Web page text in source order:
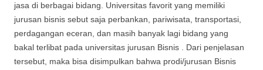
jasa di berbagai bidang. Universitas favorit yang memiliki
jurusan bisnis sebut saja perbankan, pariwisata, transportasi,
perdagangan eceran, dan masih banyak lagi bidang yang
bakal terlibat pada universitas jurusan Bisnis . Dari penjelasan
tersebut, maka bisa disimpulkan bahwa prodi/jurusan Bisnis